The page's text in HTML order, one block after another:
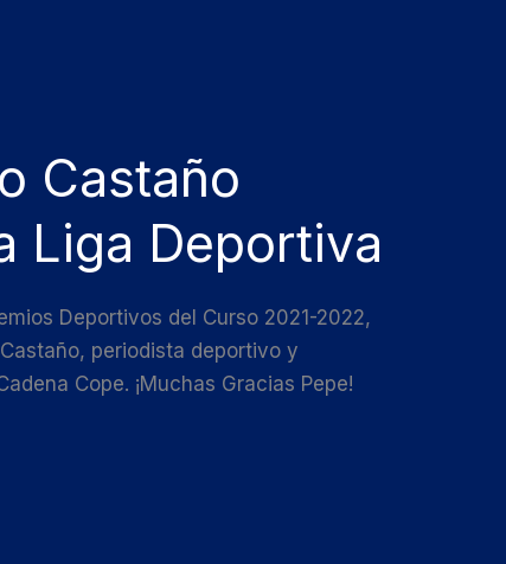
Castaño
Liga Deportiva
Deportivos del Curso 2021-2022,
periodista deportivo y
Cope. ¡Muchas Gracias Pepe!